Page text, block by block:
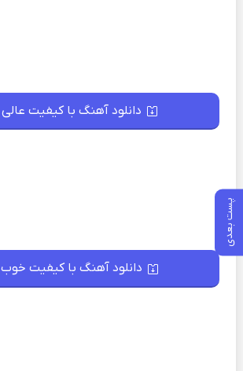
پست بعدی
دانلود آهنگ با کیفیت عالی 320
دانلود آهنگ با کیفیت خوب 128